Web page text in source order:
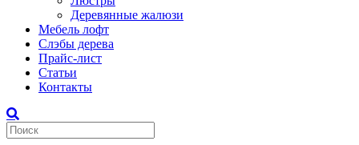
Деревянные жалюзи
Мебель лофт
Слэбы дерева
Прайс-лист
Статьи
Контакты